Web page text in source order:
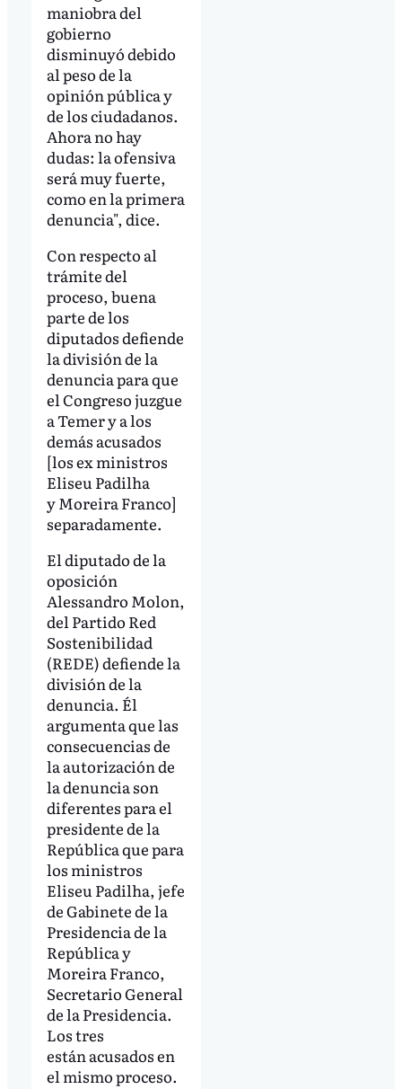
maniobra del
gobierno
disminuyó debido
al peso de la
opinión pública y
de los ciudadanos.
Ahora no hay
dudas: la ofensiva
será muy fuerte,
como en la primera
denuncia", dice.
Con respecto al
trámite del
proceso, buena
parte de los
diputados defiende
la división de la
denuncia para que
el Congreso juzgue
a Temer y a los
demás acusados
[los ex ministros
Eliseu Padilha
y Moreira Franco]
separadamente.
El diputado de la
oposición
Alessandro Molon,
del Partido Red
Sostenibilidad
(REDE) defiende la
división de la
denuncia. Él
argumenta que las
consecuencias de
la autorización de
la denuncia son
diferentes para el
presidente de la
República que para
los ministros
Eliseu Padilha, jefe
de Gabinete de la
Presidencia de la
República y
Moreira Franco,
Secretario General
de la Presidencia.
Los tres
están acusados en
el mismo proceso.